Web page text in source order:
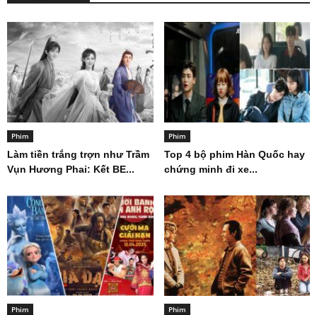
Phim
Làm tiền trắng trợn như Trầm
Vụn Hương Phai: Kết BE...
Phim
Top 4 bộ phim Hàn Quốc hay
chứng minh đi xe...
Phim Phim